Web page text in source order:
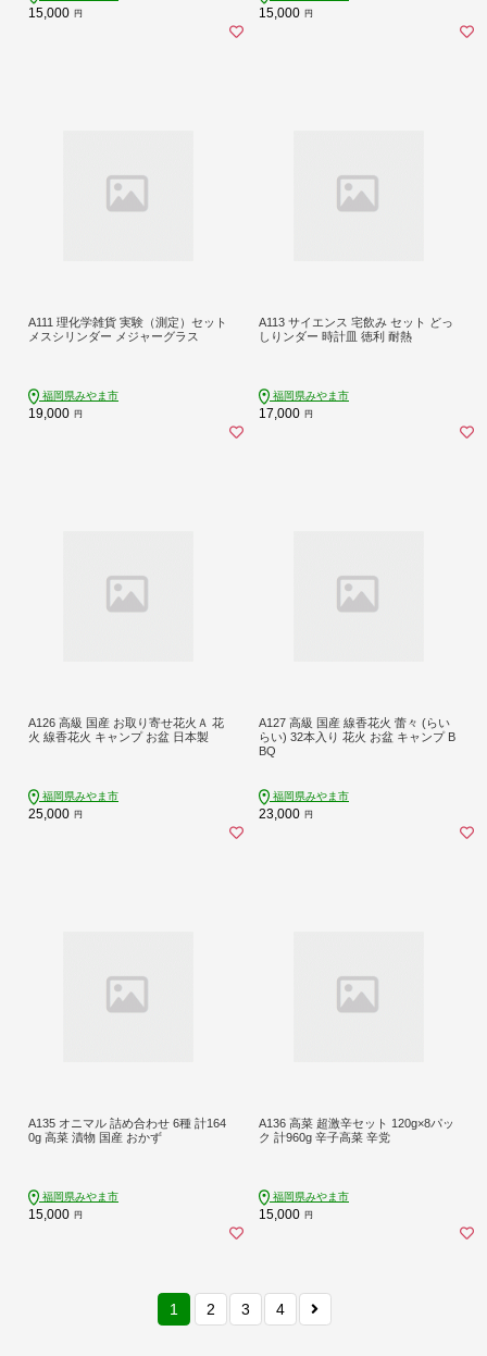
15,000 円 15,000 円
A111 理化学雑貨 実験（測定）セット
メスシリンダー メジャーグラス
福岡県みやま市
19,000 円
A113 サイエンス 宅飲み セット どっ
しりンダー 時計皿 徳利 耐熱
福岡県みやま市
17,000 円
A126 高級 国産 お取り寄せ花火Ａ 花
火 線香花火 キャンプ お盆 日本製
福岡県みやま市
25,000 円
A127 高級 国産 線香花火 蕾々 (らい
らい) 32本入り 花火 お盆 キャンプ B
BQ
福岡県みやま市
23,000 円
A135 オニマル 詰め合わせ 6種 計164
0g 高菜 漬物 国産 おかず
福岡県みやま市
15,000 円
A136 高菜 超激辛セット 120g×8パッ
ク 計960g 辛子高菜 辛党
福岡県みやま市
15,000 円
1 2 3 4